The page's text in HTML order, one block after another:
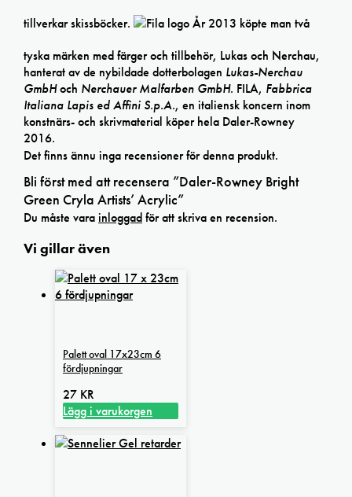
tillverkar skissböcker.
År 2013 köpte man två
tyska märken med färger och tillbehör, Lukas och Nerchau,
hanterat av de nybildade dotterbolagen Lukas-Nerchau
GmbHoch Nerchauer Malfarben GmbH. FILA, Fabbrica
Italiana Lapis ed Affini S.p.A., en italiensk koncern inom
konstnärs- och skrivmaterial köper hela Daler-Rowney
2016.
Det finns ännu inga recensioner för denna produkt.
Bli först med att recensera ”Daler-Rowney Bright
Green Cryla Artists’ Acrylic”
Du måste varainloggadför att skriva en recension.
Vi gillar även
Palett oval 17x23cm 6
fördjupningar
27 KR
Lägg i varukorgen